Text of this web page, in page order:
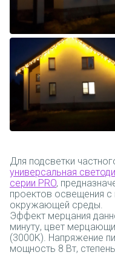
03
01
Для подсветки
универсальная
серии PRO,
проектов освещения с
окружающей среды.
Эффект мерцания
минуту, цвет
(3000K). Напряжение
мощность 8 Вт,